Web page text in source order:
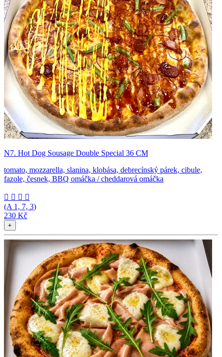
N7. Hot Dog Sousage Double Special 36 CM
tomato, mozzarella, slanina, klobása, debrecínský párek, cibule,
fazole, česnek, BBQ omáčka / cheddarová omáčka
   
(A 1, 7, 3)
230 Kč
+